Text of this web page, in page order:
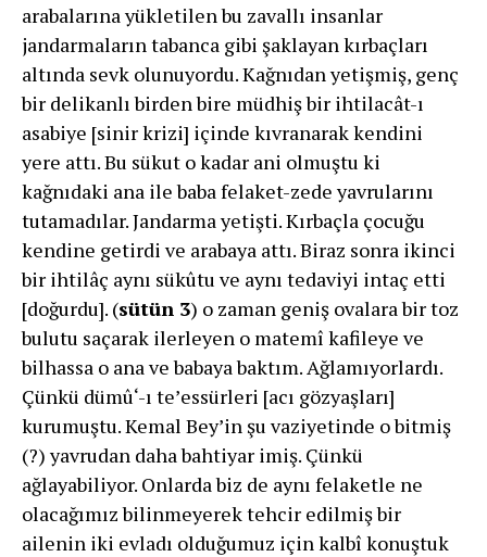
arabalarına yükletilen bu zavallı insanlar
jandarmaların tabanca gibi şaklayan kırbaçları
altında sevk olunuyordu. Kağnıdan yetişmiş, genç
bir delikanlı birden bire müdhiş bir ihtilacât-ı
asabiye [sinir krizi] içinde kıvranarak kendini
yere attı. Bu sükut o kadar ani olmuştu ki
kağnıdaki ana ile baba felaket-zede yavrularını
tutamadılar. Jandarma yetişti. Kırbaçla çocuğu
kendine getirdi ve arabaya attı. Biraz sonra ikinci
bir ihtilâç aynı sükûtu ve aynı tedaviyi intaç etti
[doğurdu]. (sütün 3) o zaman geniş ovalara bir toz
bulutu saçarak ilerleyen o matemî kafileye ve
bilhassa o ana ve babaya baktım. Ağlamıyorlardı.
Çünkü dümû‘-ı teʼessürleri [acı gözyaşları]
kurumuştu. Kemal Bey’in şu vaziyetinde o bitmiş
(?) yavrudan daha bahtiyar imiş. Çünkü
ağlayabiliyor. Onlarda biz de aynı felaketle ne
olacağımız bilinmeyerek tehcir edilmiş bir
ailenin iki evladı olduğumuz için kalbî konuştuk